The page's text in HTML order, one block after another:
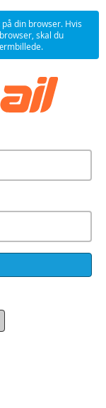
din browser. Hvis
skal du